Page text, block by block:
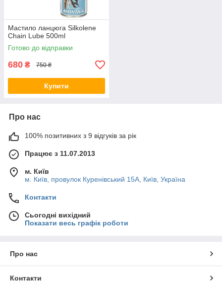
Мастило ланцюга Silkolene
Chain Lube 500ml
Готово до відправки
680 ₴ 750 ₴
Купити
Про нас
100% позитивних з 9 відгуків за рік
Працює з 11.07.2013
м. Київ
м. Київ, провулок Куренівський 15А, Київ, Україна
Контакти
Сьогодні вихідний
Показати весь графік роботи
Про нас
Контакти